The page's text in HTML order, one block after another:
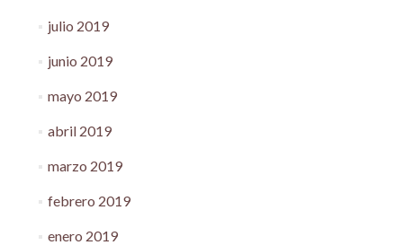
julio 2019
junio 2019
mayo 2019
abril 2019
marzo 2019
febrero 2019
enero 2019